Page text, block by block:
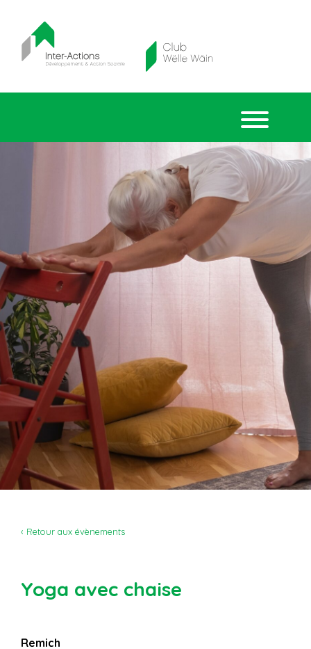
‹ Retour aux évènements
Yoga avec chaise
Remich